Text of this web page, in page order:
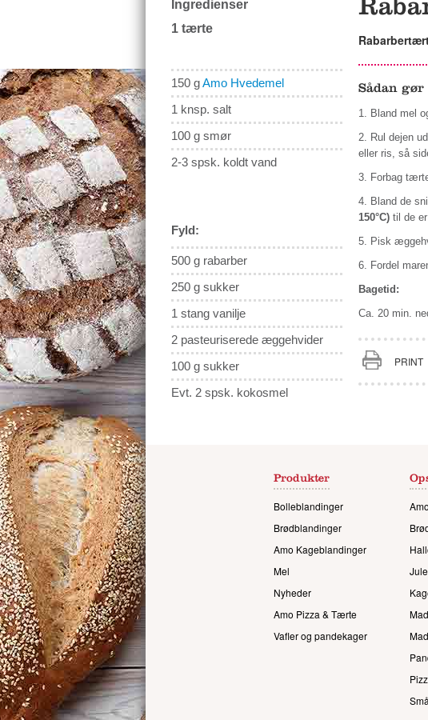
Ingredienser
1 tærte
150 gAmo Hvedemel
1 knsp. salt
100 g smør
2-3 spsk. koldt vand
Fyld:
500 g rabarber
250 g sukker
1 stang vanilje
2 pasteuriserede æggehvider
100 g sukker
Evt. 2 spsk. kokosmel
Sådan gør
1. Bland mel
2. Rul dejen
eller ris, så
3. Forbag
4. Bland de
150°C) til de
5. Pisk
6. Fordel
Bagetid:
Ca. 20 min.
PRINT
Produkter
Bolleblandinger
Brødblandinger
Amo Kageblandinger
Mel
Nyheder
Amo Pizza & Tærte
Vafler og pandekager
Mad